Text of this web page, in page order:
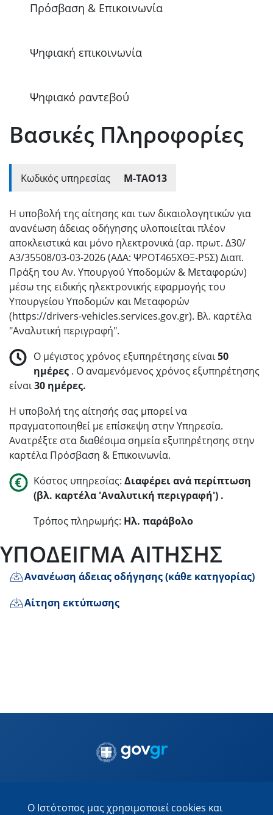
Ο Ιστότοπος μας χρησιμοποιεί cookies και
Πρόσβαση & Επικοινωνία
Ψηφιακή επικοινωνία
Ψηφιακό ραντεβού
Βασικές Πληροφορίες
Κωδικός υπηρεσίας Μ-ΤΑΟ13
Η υποβολή της αίτησης και των δικαιολογητικών για
ανανέωση άδειας οδήγησης υλοποιείται πλέον
αποκλειστικά και μόνο ηλεκτρονικά (αρ. πρωτ. Δ30/
Α3/35508/03-03-2026 (ΑΔΑ: ΨΡΟΤ465ΧΘΞ-Ρ5Σ) Διαπ.
Πράξη του Αν. Υπουργού Υποδομών & Μεταφορών)
μέσω της ειδικής ηλεκτρονικής εφαρμογής του
Υπουργείου Υποδομών και Μεταφορών
(https://drivers-vehicles.services.gov.gr). Βλ. καρτέλα
"Αναλυτική περιγραφή".
Ο μέγιστος χρόνος εξυπηρέτησης είναι50
ημέρες . Ο αναμενόμενος χρόνος εξυπηρέτησης
είναι30 ημέρες.
Η υποβολή της αίτησής σας μπορεί να
πραγματοποιηθεί με επίσκεψη στην Υπηρεσία.
Ανατρέξτε στα διαθέσιμα σημεία εξυπηρέτησης στην
καρτέλα Πρόσβαση & Επικοινωνία.
Κόστος υπηρεσίας: Διαφέρει ανά περίπτωση
(βλ. καρτέλα 'Αναλυτική περιγραφή') .
Τρόπος πληρωμής: Ηλ. παράβολο
ΥΠΟΔΕΙΓΜΑ ΑΙΤΗΣΗΣ
Ανανέωση άδειας οδήγησης (κάθε κατηγορίας)
Αίτηση εκτύπωσης